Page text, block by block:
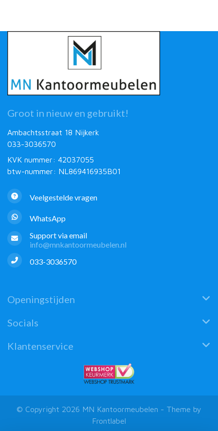
Groot in nieuw en gebruikt!
Ambachtsstraat 18 Nijkerk
033-3036570
KVK nummer: 42037055
btw-nummer: NL869416935B01
Veelgestelde vragen
WhatsApp
Support via email
info@mnkantoormeubelen.nl
033-3036570
Openingstijden
Socials
Klantenservice
© Copyright 2026 MN Kantoormeubelen - Theme by
Frontlabel